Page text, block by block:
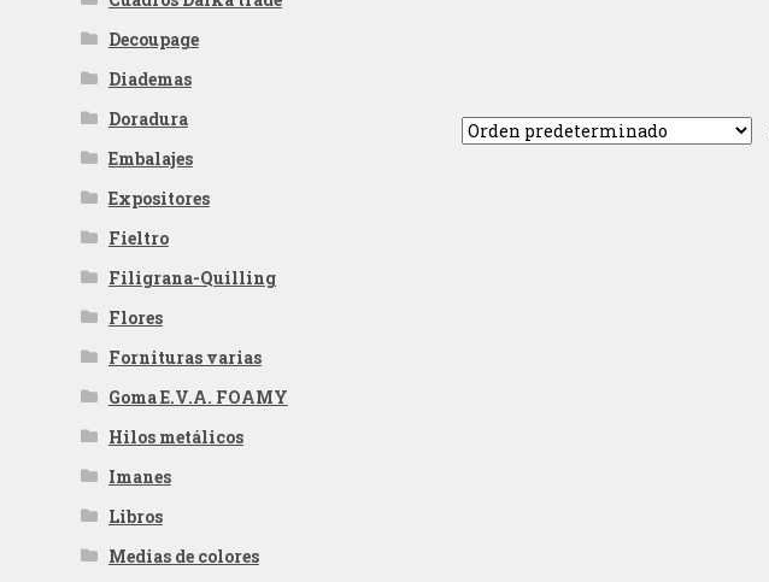
Decoupage
Diademas
Doradura
Embalajes
Expositores
Fieltro
Filigrana-Quilling
Flores
Fornituras varias
Goma E.V.A. FOAMY
Hilos metálicos
Imanes
Libros
Medias de colores